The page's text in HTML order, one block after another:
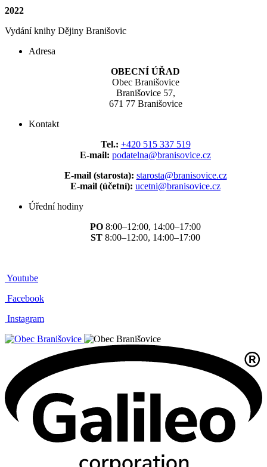
2022
Vydání knihy Dějiny Branišovic
Adresa
OBECNÍ ÚŘAD
Obec Branišovice
Branišovice 57,
671 77 Branišovice
Kontakt
Tel.: +420 515 337 519
E-mail: podatelna@branisovice.cz
E-mail (starosta): starosta@branisovice.cz
E-mail (účetní): ucetni@branisovice.cz
Úřední hodiny
PO 8:00–12:00, 14:00–17:00
ST 8:00–12:00, 14:00–17:00
Youtube
Facebook
Instagram